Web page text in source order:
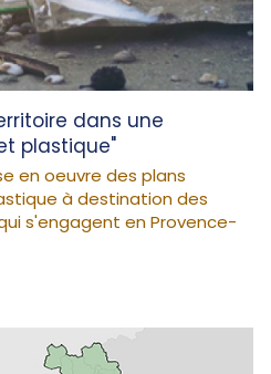
dans une
plastique"
en oeuvre des plans
à destination des
s'engagent en Provence-